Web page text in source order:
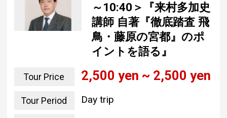
～10:40＞『来村多加史
講師 自著『徹底踏査 飛
鳥・藤原の宮都』のポ
イントを語る』
Tour Price 2,500 yen ~ 2,500 yen
Tour Period
Day trip